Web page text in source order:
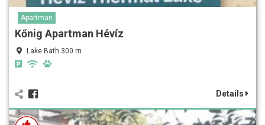
Apartman
Kőnig Apartman Hévíz
Lake Bath 300 m
Details